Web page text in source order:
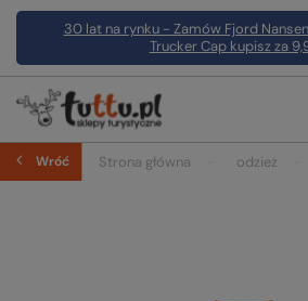
30 lat na rynku - Zamów Fjord Nansen
Trucker Cap kupisz za
Wróć Strona główna odzież